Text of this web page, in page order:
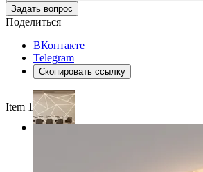
Задать вопрос
Поделиться
ВКонтакте
Telegram
Скопировать ссылку
Item 1 of 4